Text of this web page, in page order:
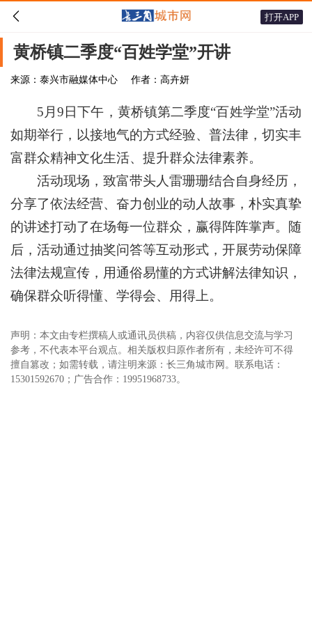
 打开APP
黄桥镇二季度“百姓学堂”开讲
来源：泰兴市融媒体中心 作者：高卉妍
5月9日下午，黄桥镇第二季度“百姓学堂”活动
如期举行，以接地气的方式经验、普法律，切实丰
富群众精神文化生活、提升群众法律素养。
活动现场，致富带头人雷珊珊结合自身经历，
分享了依法经营、奋力创业的动人故事，朴实真挚
的讲述打动了在场每一位群众，赢得阵阵掌声。随
后，活动通过抽奖问答等互动形式，开展劳动保障
法律法规宣传，用通俗易懂的方式讲解法律知识，
确保群众听得懂、学得会、用得上。
声明：本文由专栏撰稿人或通讯员供稿，内容仅供信息交流与学习
参考，不代表本平台观点。相关版权归原作者所有，未经许可不得
擅自篡改；如需转载，请注明来源：长三角城市网。联系电话：
15301592670；广告合作：19951968733。